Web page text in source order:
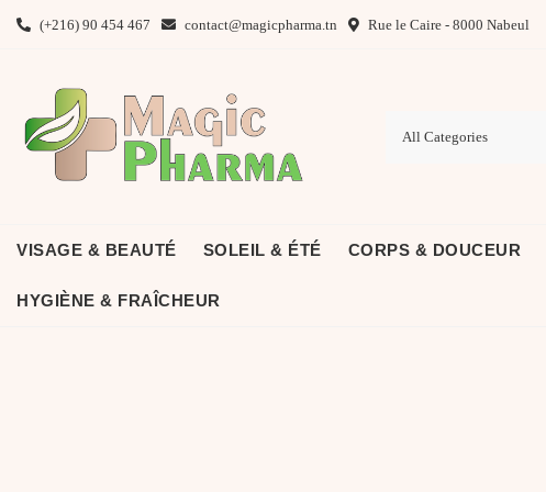
(+216) 90 454 467 contact@magicpharma.tn Rue le Caire - 8000 Nabeul
VISAGE & BEAUTÉ SOLEIL & ÉTÉ CORPS & DOUCEUR
HYGIÈNE & FRAÎCHEUR